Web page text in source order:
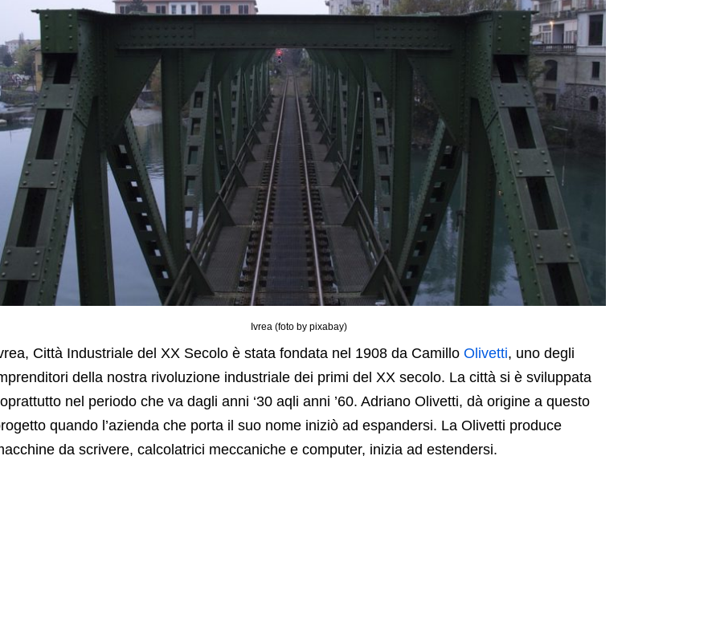
Ivrea (foto by pixabay)
Città Industriale del XX Secolo è stata fondata nel 1908 da Camillo Olivetti, uno degli
della nostra rivoluzione industriale dei primi del XX secolo. La città si è sviluppata
nel periodo che va dagli anni ‘30 aqli anni ’60. Adriano Olivetti, dà origine a questo
quando l’azienda che porta il suo nome iniziò ad espandersi. La Olivetti produce
da scrivere, calcolatrici meccaniche e computer, inizia ad estendersi.